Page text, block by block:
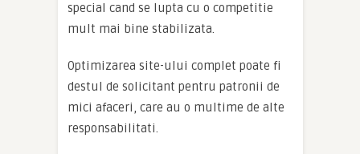
special cand se lupta cu o competitie
mult mai bine stabilizata.
Optimizarea site-ului complet poate fi
destul de solicitant pentru patronii de
mici afaceri, care au o multime de alte
responsabilitati.